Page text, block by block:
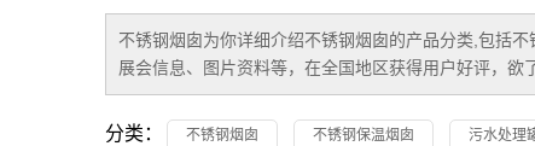
不锈钢烟囱为你详细介绍不锈钢烟囱的产品分类,包括不
展会信息、图片资料等，在全国地区获得用户好评，欲
分类： 不锈钢烟囱 不锈钢保温烟囱 污水处理